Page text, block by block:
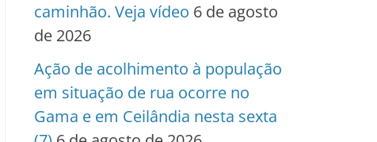
caminhão. Veja vídeo 6 de agosto
de 2026
Ação de acolhimento à população
em situação de rua ocorre no
Gama e em Ceilândia nesta sexta